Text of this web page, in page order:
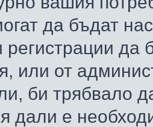
да бъдат
регистрации да
или от
би трябвало
дали е